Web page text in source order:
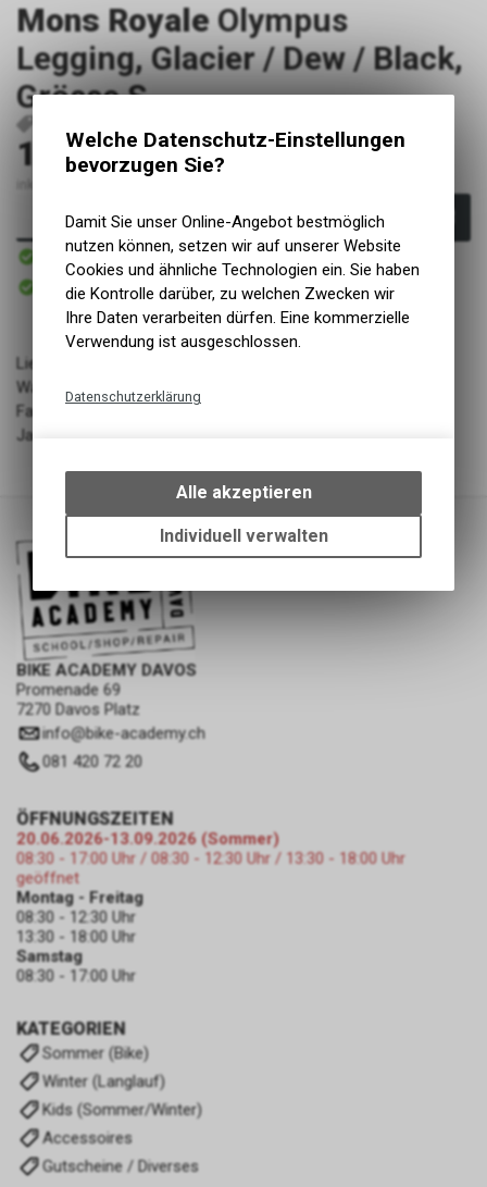
Mons Royale Olympus
Legging, Glacier / Dew / Black,
Grösse S
130.00CHF
In den Warenkorb
Sofort verfügbar
Versand
Sofort abholbar
Abholung BIKE ACADEMY DAVOS
Lieferant: ARCS Agency
Warengruppe: Bekleidung
Farbe: Glacier / Dew / Black
Jahrgang: FW24/25
BIKE ACADEMY DAVOS
Promenade 69
7270 Davos Platz
info@bike-academy.ch
081 420 72 20
KATEGORIEN
Sommer (Bike)
Winter (Langlauf)
Kids (Sommer/Winter)
Accessoires
Gutscheine / Diverses
ÖFFNUNGSZEITEN
20.06.2026-13.09.2026 (Sommer)
08:30 - 17:00 Uhr / 08:30 - 12:30 Uhr / 13:30 - 18:00 Uhr
geöffnet
Montag - Freitag
08:30 - 12:30 Uhr
13:30 - 18:00 Uhr
Samstag
08:30 - 17:00 Uhr
Welche Datenschutz-Einstellungen
bevorzugen Sie?
Damit Sie unser Online-Angebot bestmöglich
nutzen können, setzen wir auf unserer Website
Cookies und ähnliche Technologien ein. Sie haben
die Kontrolle darüber, zu welchen Zwecken wir
Ihre Daten verarbeiten dürfen. Eine kommerzielle
Verwendung ist ausgeschlossen.
Datenschutzerklärung
bestimmte Interaktionen und
Einstellungen auf Ihrem Gerät,
um die grundlegenden
Funktionen unseres Online-
des Warenkorbs, zu
ermöglichen. Bitte beachten Sie,
dass die gespeicherten Daten
keinerlei Rückschlüsse auf Ihre
Alle akzeptieren
Individuell verwalten